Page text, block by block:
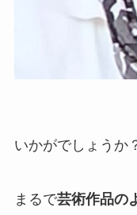
いかがでしょうか
まるで芸術作品の